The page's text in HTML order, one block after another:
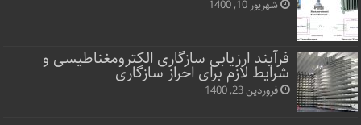
شهریور 10, 1400
فرآیند ارزیابی سازگاری الکترومغناطیسی و
شرایط لازم برای احراز سازگاری
فروردین 23, 1400